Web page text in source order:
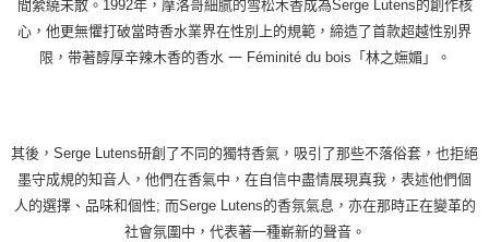
間縈繞未散。1992年，摩洛哥細腻的雪松木香成為Serge Lutens的創作核
心，他更無懼打破當時香水業界在性別上的規範，締造了首款超越性别界
限，带著醇厚辛辣木香的香水 一 Féminité du bois「林之嫵媚」。
其後，Serge Lutens研創了不同的獨特香氣，吸引了那些不落俗套，也拒絕
墨守成規的知音人，他們在香氣中，在自信中盡情展現真我，表述他們個
人的選擇、品味和個性; 而Serge Lutens的香氛氣息，亦在那時正在變革的
社會氛圍中，代表著一種嶄新的聲音。